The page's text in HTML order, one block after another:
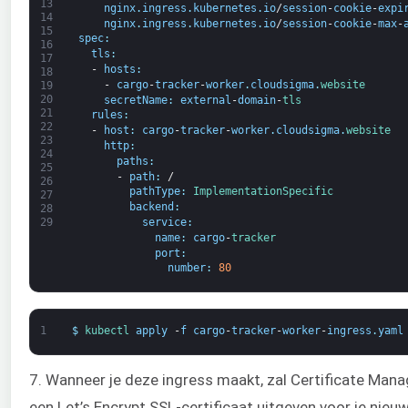
13
14
15
16
17
18
19
20
21
22
23
24
25
26
27
28
29
nginx. ingress . kubernetes . io/session-cookie-
nginx. ingress . kubernetes . io/session-cookie-max-
spec:
tls :
-
hosts :
-
cargo-tracker-worker. cloudsigma.website
secretName: external -domain-tls
rules :
-
host : cargo-tracker-worker. cloudsigma.website
http:
paths :
-
path:
/
pathType:
ImplementationSpecific
backend :
service:
name: cargo-tracker
port :
number: 80
1 $ kubectl apply -f cargo-tracker-worker-ingress .yaml
7. Wanneer je deze ingress maakt, zal Certificate